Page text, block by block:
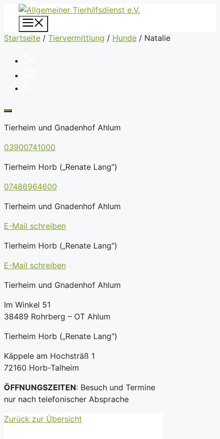
Zum
Inhalt
springen
Startseite / Tiervermittlung / Hunde / Natalie
Tierheim und Gnadenhof Ahlum
03900741000
Tierheim Horb („Renate Lang“)
07486964600
Tierheim und Gnadenhof Ahlum
E-Mail schreiben
Tierheim Horb („Renate Lang“)
E-Mail schreiben
Tierheim und Gnadenhof Ahlum
Im Winkel 51
38489 Rohrberg – OT Ahlum
Tierheim Horb („Renate Lang“)
Käppele am Hochsträß 1
72160 Horb-Talheim
ÖFFNUNGSZEITEN: Besuch und Termine
nur nach telefonischer Absprache
Zurück zur Übersicht